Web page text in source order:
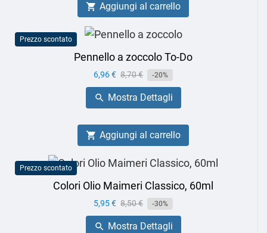
 Aggiungi al carrello
Prezzo scontato
Pennello a zoccolo To-Do
Prezzo
6,96 € Prezzo
base
8,70 € -20%
 Mostra Dettagli
 Aggiungi al carrello
Prezzo scontato
Colori Olio Maimeri Classico, 60ml
Prezzo
5,95 € Prezzo
base
8,50 € -30%
 Mostra Dettagli